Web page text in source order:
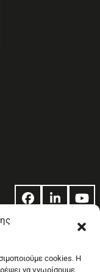
cookies. Η
να γνωρίσουμε
Facebook
LinkedIn